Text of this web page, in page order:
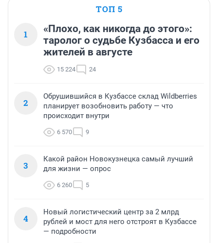
ТОП 5
1
«Плохо, как никогда до этого»:
таролог о судьбе Кузбасса и его
жителей в августе
15 224 24
2
Обрушившийся в Кузбассе склад Wildberries
планирует возобновить работу — что
происходит внутри
6 570 9
3
Какой район Новокузнецка самый лучший
для жизни — опрос
6 260 5
4
Новый логистический центр за 2 млрд
рублей и мост для него отстроят в Кузбассе
— подробности